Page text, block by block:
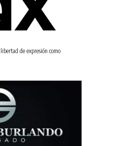
de expresión como